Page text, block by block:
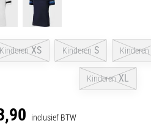
Kinderen XS Kinderen S Kinderen
Kinderen XL
inclusief BTW